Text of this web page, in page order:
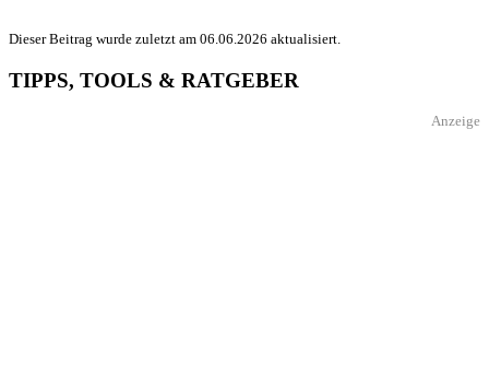
Dieser Beitrag wurde zuletzt am 06.06.2026 aktualisiert.
TIPPS, TOOLS & RATGEBER
Anzeige